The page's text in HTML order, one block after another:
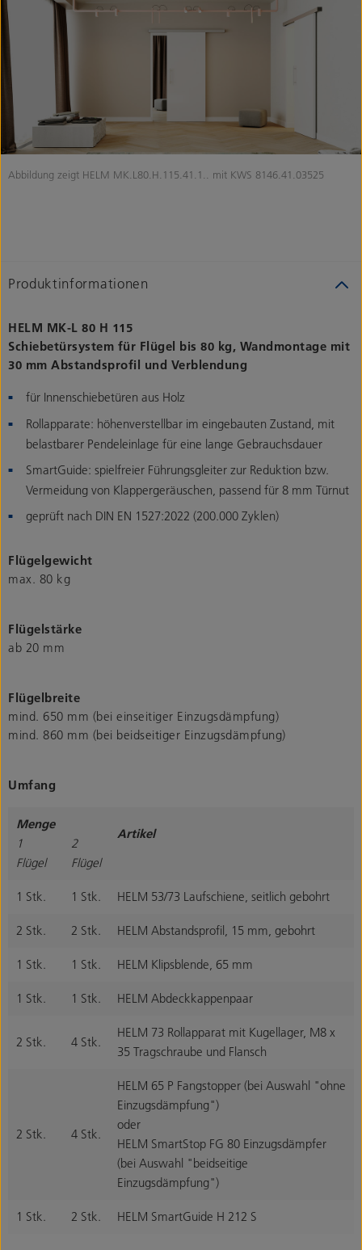
Abbildung zeigt HELM MK.L80.H.115.41.1.. mit KWS 8146.41.03525
Produktinformationen
HELM MK-L 80 H 115
Schiebetürsystem für Flügel bis 80 kg, Wandmontage mit
30 mm Abstandsprofil und Verblendung
für Innenschiebetüren aus Holz
Rollapparate: höhenverstellbar im eingebauten Zustand, mit
belastbarer Pendeleinlage für eine lange Gebrauchsdauer
SmartGuide: spielfreier Führungsgleiter zur Reduktion bzw.
Vermeidung von Klappergeräuschen, passend für 8 mm Türnut
geprüft nach DIN EN 1527:2022 (200.000 Zyklen)
Flügelgewicht
max. 80 kg
Flügelstärke
ab 20 mm
Flügelbreite
mind. 650 mm (bei einseitiger Einzugsdämpfung)
mind. 860 mm (bei beidseitiger Einzugsdämpfung)
Umfang
Menge
1
Flügel
2
Flügel
Artikel
1 Stk. 1 Stk. HELM 53/73 Laufschiene, seitlich gebohrt
2 Stk. 2 Stk. HELM Abstandsprofil, 15 mm, gebohrt
1 Stk. 1 Stk. HELM Klipsblende, 65 mm
1 Stk. 1 Stk. HELM Abdeckkappenpaar
2 Stk. 4 Stk.
HELM 73 Rollapparat mit Kugellager, M8 x
35 Tragschraube und Flansch
2 Stk. 4 Stk.
HELM 65 P Fangstopper (bei Auswahl "ohne
Einzugsdämpfung")
oder
HELM SmartStop FG 80 Einzugsdämpfer
(bei Auswahl "beidseitige
Einzugsdämpfung")
1 Stk. 2 Stk. HELM SmartGuide H 212 S